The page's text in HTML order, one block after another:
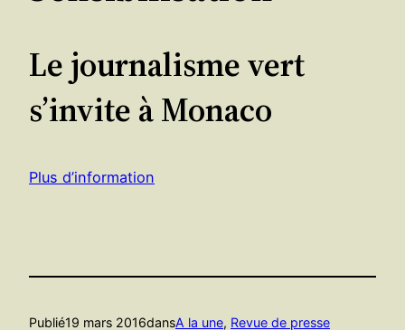
Le journalisme vert
s’invite à Monaco
Plus d’information
Publié19 mars 2016dansA la une, Revue de presse